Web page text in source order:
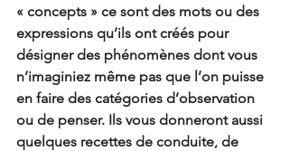
« concepts » ce sont des mots ou des
expressions qu’ils ont créés pour
désigner des phénomènes dont vous
n’imaginiez même pas que l’on puisse
en faire des catégories d’observation
ou de penser. Ils vous donneront aussi
quelques recettes de conduite, de